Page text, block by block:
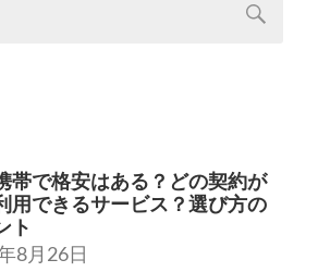
帯で格安はある？どの契約が
用できるサービス？選び方の
ト
8月26日